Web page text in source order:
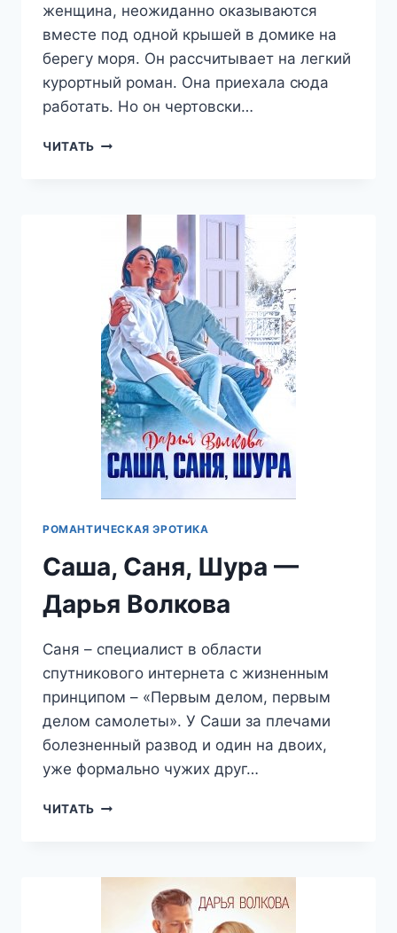
женщина, неожиданно оказываются
вместе под одной крышей в домике на
берегу моря. Он рассчитывает на легкий
курортный роман. Она приехала сюда
работать. Но он чертовски…
ЧИТАТЬ РЫЖИЙ,
ДАРЬЯ
ВОЛКОВА
РОМАНТИЧЕСКАЯ ЭРОТИКА
Саша, Саня, Шура —
Дарья Волкова
Саня – специалист в области
спутникового интернета с жизненным
принципом – «Первым делом, первым
делом самолеты». У Саши за плечами
болезненный развод и один на двоих,
уже формально чужих друг…
ЧИТАТЬ САША,
ДАРЬЯ
ВОЛКОВА